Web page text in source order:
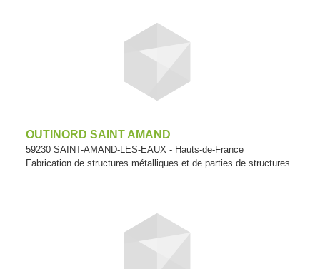
OUTINORD SAINT AMAND
59230 SAINT-AMAND-LES-EAUX - Hauts-de-France
Fabrication de structures métalliques et de parties de structures